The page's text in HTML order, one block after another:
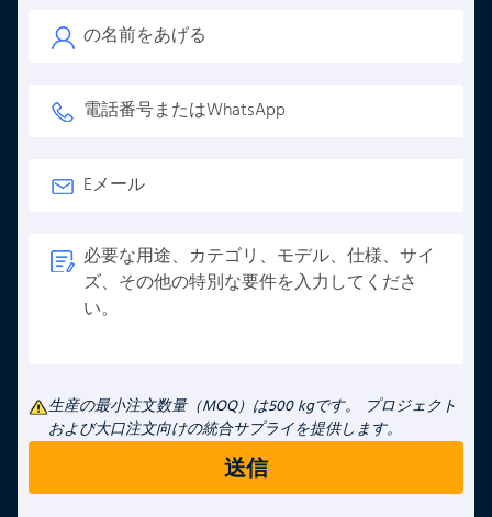
生産の最小注文数量（MOQ）は500 kgです。 プロジェクト
および大口注文向けの統合サプライを提供します。